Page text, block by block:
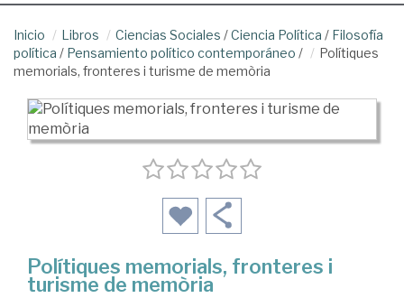
Inicio Libros Ciencias Sociales /Ciencia Política / Filosofía
política / Pensamiento político contemporáneo /
Polítiques
memorials, fronteres i turisme de memòria
Polítiques memorials, fronteres i
turisme de memòria